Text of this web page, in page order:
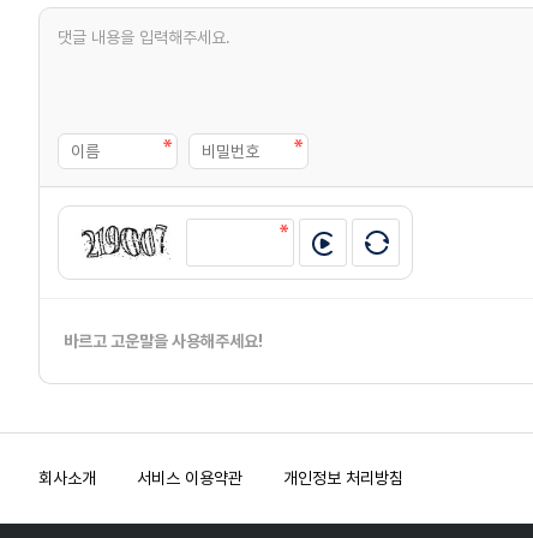
바르고 고운말을 사용해주세요!
회사소개 서비스 이용약관 개인정보 처리방침